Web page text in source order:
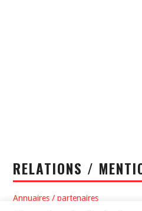
RELATIONS /
Annuaires / partenaires